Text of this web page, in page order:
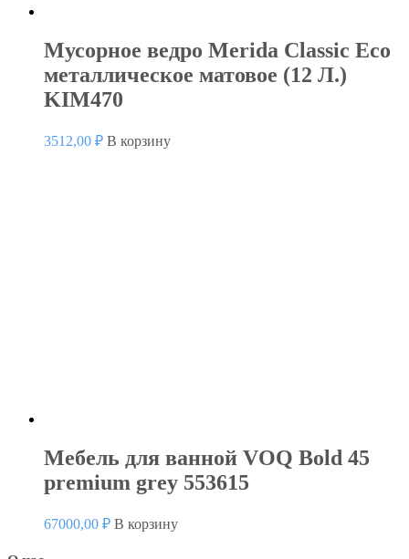
Мусорное ведро Merida Classic Eco
металлическое матовое (12 Л.)
KIM470
3512,00 ₽ В корзину
Мебель для ванной VOQ Bold 45
premium grey 553615
67000,00 ₽ В корзину